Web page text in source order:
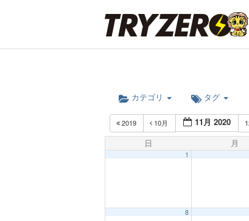
カテゴリ タグ
2019 10月 11月 2020
日 月
1
8